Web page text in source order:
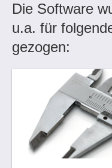
Die Software
u.a. für
gezogen: